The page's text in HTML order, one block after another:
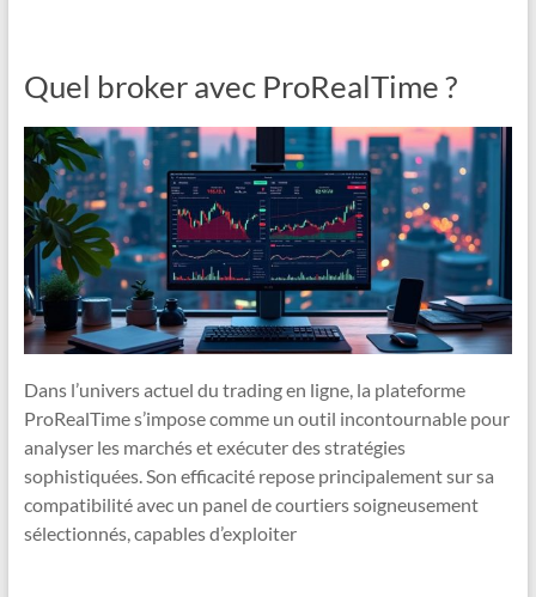
Quel broker avec ProRealTime ?
Dans l’univers actuel du trading en ligne, la plateforme
ProRealTime s’impose comme un outil incontournable pour
analyser les marchés et exécuter des stratégies
sophistiquées. Son efficacité repose principalement sur sa
compatibilité avec un panel de courtiers soigneusement
sélectionnés, capables d’exploiter